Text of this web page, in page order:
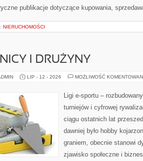
publikacje dotyczące kupowania,
NIERUCHOMOŚCI
I DRUŻYNY
LIP - 12 - 2026 MOŻLIWOŚĆ
Ligi e-sportu –
turniejów i cyfrowej
ciągu ostatnich lat
dawniej było hobby
graniem, obecnie stanowi
zjawisko społeczne i